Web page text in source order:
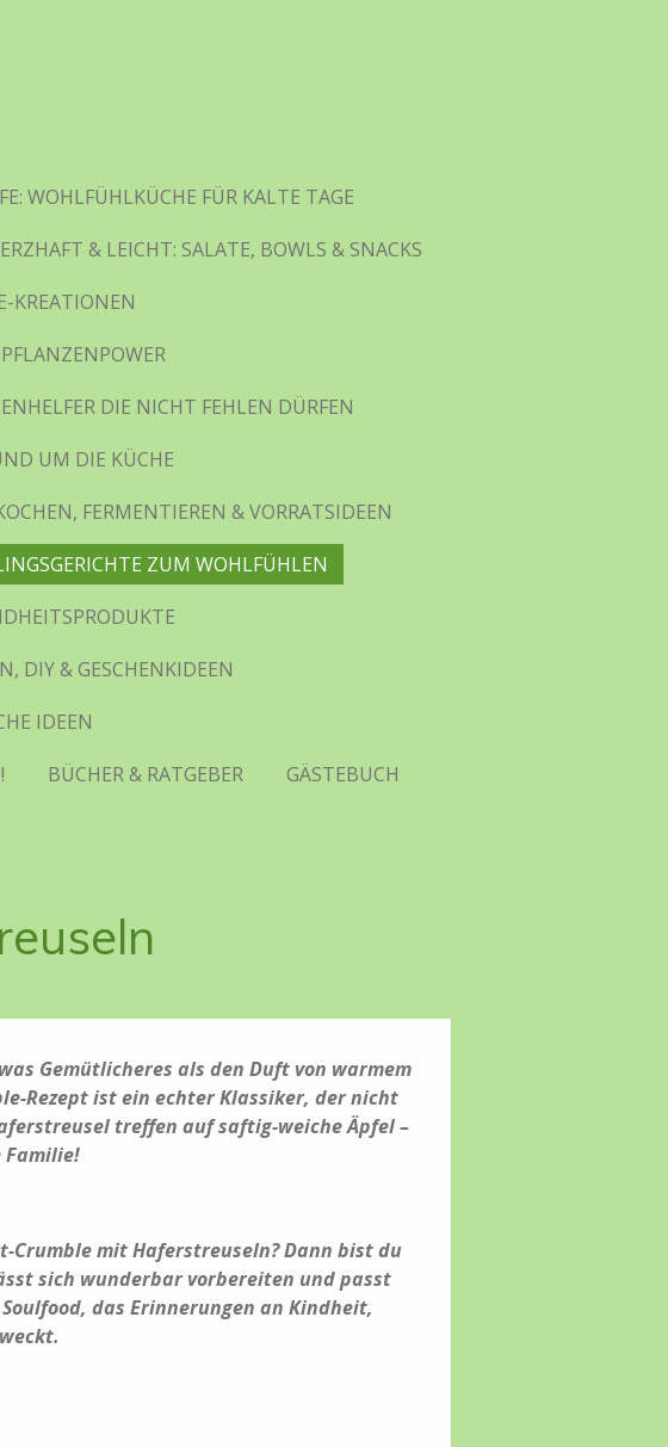
WOHLFÜHLKÜCHE FÜR KALTE TAGE
& LEICHT: SALATE, BOWLS & SNACKS
KREATIONEN
DIE NICHT FEHLEN DÜRFEN
UM DIE KÜCHE
FERMENTIEREN & VORRATSIDEEN
ZUM WOHLFÜHLEN
DIY & GESCHENKIDEEN
IDEEN
BÜCHER & RATGEBER
GÄSTEBUCH
Gemütlicheres als den Duft von warmem
Rezept ist ein echter Klassiker, der nicht
treffen auf saftig-weiche Äpfel –
Familie!
Crumble mit Haferstreuseln? Dann bist du
sich wunderbar vorbereiten und passt
das Erinnerungen an Kindheit,